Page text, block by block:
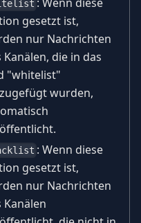
gesetzt ist,
nur Nachrichten
Kanälen, die in das
"whitelist"
wurden,
: Wenn diese
gesetzt ist,
nur Nachrichten
Kanälen